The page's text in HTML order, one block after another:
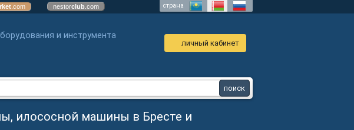
.com nestorclub .com страна
и инструмента
личный кабинет
илососной машины в Бресте и